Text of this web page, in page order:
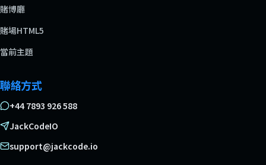
賭博廳
賭場HTML5
當前主題
聯絡方式
+44 7893 926 588
JackCodeIO
support@jackcode.io